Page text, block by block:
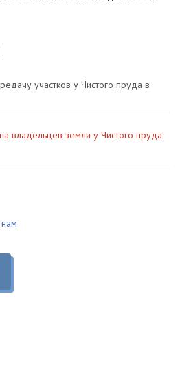
участков у Чистого пруда в
владельцев земли у Чистого пруда